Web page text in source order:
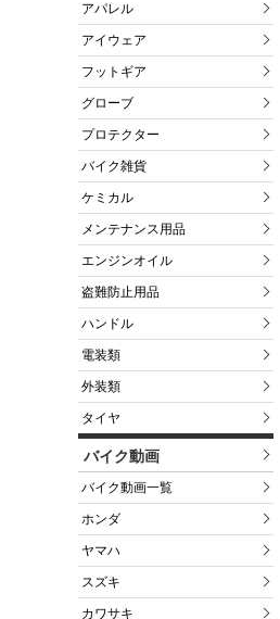
アパレル
アイウェア
フットギア
グローブ
プロテクター
バイク雑貨
ケミカル
メンテナンス用品
エンジンオイル
盗難防止用品
ハンドル
電装類
外装類
タイヤ
バイク動画
バイク動画一覧
ホンダ
ヤマハ
スズキ
カワサキ